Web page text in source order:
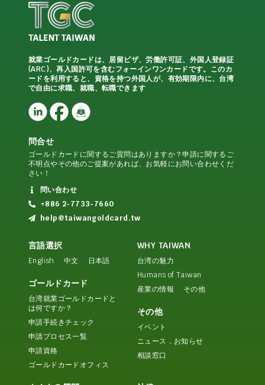
就業ゴールドカードは、居留ビザ、労働許可証、外国人登録証
(ARC)、再入国許可を含むフォーインワンカードです。このカ
ードを利用すると、資格を持つ外国人が、有効期限内に、台湾
で自由に求職、就職、転職できます
問合せ
ゴールドカードに関するご質問はありますか？申請に関するご
不明点やその他のご提案があれば、お気軽にお問い合わせくだ
さい！
問い合わせ
+886 2-7733-7660
help@taiwangoldcard.tw
言語選択
English 中文 日本語
ゴールドカード
台湾就業ゴールドカードと
は何ですか？
申請手続きチェック
申請プロセス一覧
申請資格
ゴールドカードオフィス
WHY TAIWAN
台湾の魅力
Humans of Taiwan
産業の情報
その他
その他
イベント
ニュース．お知らせ
相談窓口